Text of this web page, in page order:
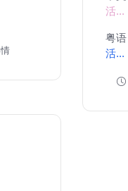
活...
粤语
活...